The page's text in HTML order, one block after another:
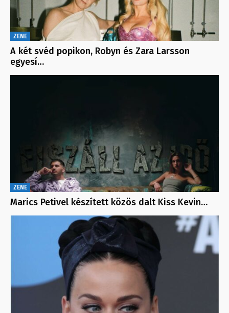
ZENE
A két svéd popikon, Robyn és Zara Larsson
egyesí…
ZENE
Marics Petivel készített közös dalt Kiss Kevin…